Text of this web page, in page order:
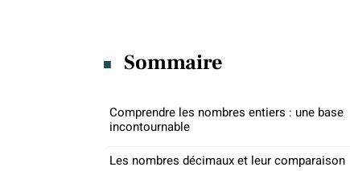
Sommaire
Comprendre les nombres entiers : une base
incontournable
Les nombres décimaux et leur comparaison